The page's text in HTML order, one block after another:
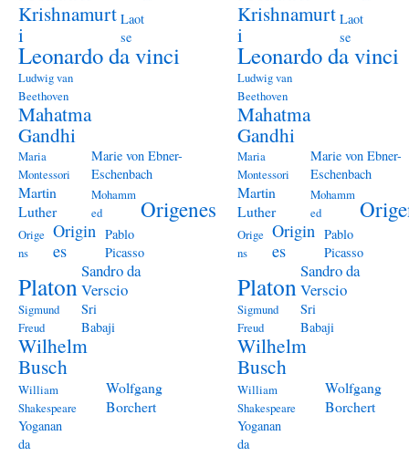
Krishnamurt
i
Laot
se
Leonardo da vinci
Ludwig van
Beethoven
Mahatma
Gandhi
Maria
Montessori
Marie von Ebner-
Eschenbach
Martin
Luther
Mohamm
ed
Origenes
Orige
ns
Origin
es
Pablo
Picasso
Platon
Sandro da
Verscio
Sigmund
Freud
Sri
Babaji
Wilhelm
Busch
William
Shakespeare
Wolfgang
Borchert
Yoganan
da
Krishnamurt
i
Laot
se
Leonardo da vinci
Ludwig van
Beethoven
Mahatma
Gandhi
Maria
Montessori
Marie von Ebner-
Eschenbach
Martin
Luther
Mohamm
ed
Orige
ns
Origin
es
Pablo
Picasso
Platon
Sandro da
Verscio
Sigmund
Freud
Sri
Babaji
Wilhelm
Busch
William
Shakespeare
Wolfgang
Borchert
Yoganan
da